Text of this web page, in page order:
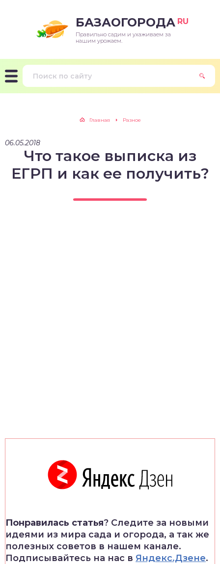
БАЗАОГОРОДА RU
Правильно садим и ухаживаем за
нашим урожаем.
Главная Разное
06.05.2018
Что такое выписка из
ЕГРП и как ее получить?
Понравилась статья? Следите за новыми
идеями из мира сада и огорода, а так же
полезных советов в нашем канале.
Подписывайтесь на нас в Яндекс.Дзене.